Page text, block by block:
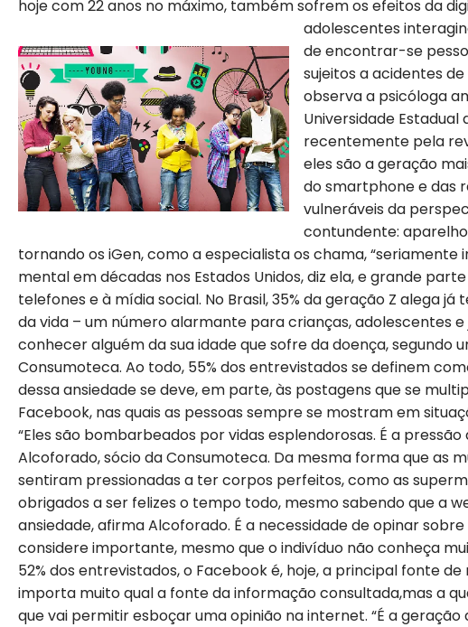
hoje com 22 anos no máximo, também sofrem os efeitos da
adolescentes
de encontrar-se
sujeitos a acidentes
observa a psicóloga
Universidade Estadual
recentemente pela
eles são a geração
do smartphone e das
vulneráveis da
contundente:
tornando os iGen, como a especialista os chama, “seriamente
mental em décadas nos Estados Unidos, diz ela, e grande
telefones e à mídia social. No Brasil, 35% da geração Z alega
da vida – um número alarmante para crianças, adolescentes e
conhecer alguém da sua idade que sofre da doença, segundo
Consumoteca. Ao todo, 55% dos entrevistados se definem
dessa ansiedade se deve, em parte, às postagens que se
Facebook, nas quais as pessoas sempre se mostram em
“Eles são bombarbeados por vidas esplendorosas. É a
Alcoforado, sócio da Consumoteca. Da mesma forma que as
sentiram pressionadas a ter corpos perfeitos, como as
obrigados a ser felizes o tempo todo, mesmo sabendo que a
ansiedade, afirma Alcoforado. É a necessidade de opinar
considere importante, mesmo que o indivíduo não conheça
52% dos entrevistados, o Facebook é, hoje, a principal fonte
importa muito qual a fonte da informação consultada,mas a
que vai permitir esboçar uma opinião na internet. “É a geração